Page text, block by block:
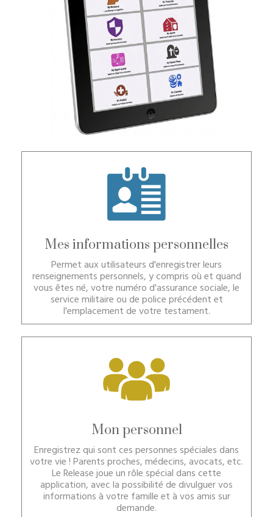
Mes informations personnelles
Permet aux utilisateurs d'enregistrer leurs
renseignements personnels, y compris où et quand
vous êtes né, votre numéro d'assurance sociale, le
service militaire ou de police précédent et
l'emplacement de votre testament.
Mon personnel
Enregistrez qui sont ces personnes spéciales dans
votre vie ! Parents proches, médecins, avocats, etc.
Le Release joue un rôle spécial dans cette
application, avec la possibilité de divulguer vos
informations à votre famille et à vos amis sur
demande.